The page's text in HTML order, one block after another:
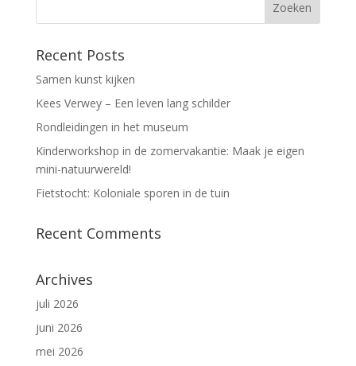
Recent Posts
Samen kunst kijken
Kees Verwey – Een leven lang schilder
Rondleidingen in het museum
Kinderworkshop in de zomervakantie: Maak je eigen
mini-natuurwereld!
Fietstocht: Koloniale sporen in de tuin
Recent Comments
Archives
juli 2026
juni 2026
mei 2026